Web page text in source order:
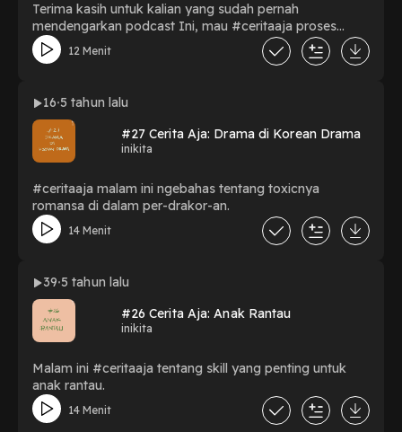
Terima kasih untuk kalian yang sudah pernah
mendengarkan podcast Ini, mau #ceritaaja proses
dibalik 28 Hari Bercerita.
12 Menit
16 5 tahun lalu
#27 Cerita Aja: Drama di Korean Drama
inikita
#ceritaaja malam ini ngebahas tentang toxicnya
romansa di dalam per-drakor-an.
14 Menit
39 5 tahun lalu
#26 Cerita Aja: Anak Rantau
inikita
Malam ini #ceritaaja tentang skill yang penting untuk
anak rantau.
14 Menit